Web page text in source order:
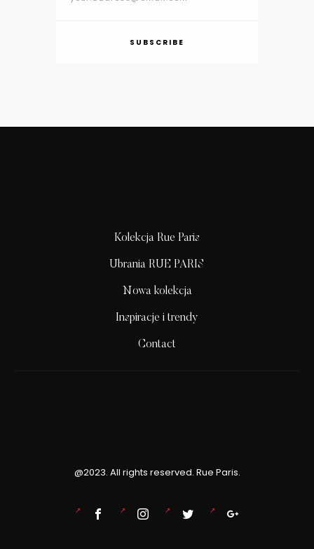
SUBSCRIBE
Kolekcja Rue Paris
Ubrania RUE PARIS
Nowa kolekcja
Inspiracje i trendy
Contact
@2023. All rights reserved. Rue Paris.